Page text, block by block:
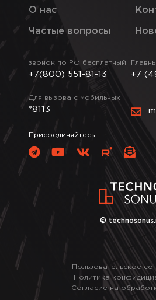
©
Пользовательское
Политика
Согласие на
О нас
Частые вопросы
звонок по РФ бесплатный
+7(800) 551-81-13 +7
Для вызова с мобильных
*8113
Присоединяйтесь: